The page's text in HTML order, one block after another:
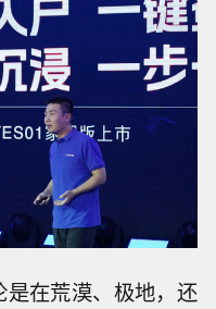
是在荒漠、极地，还